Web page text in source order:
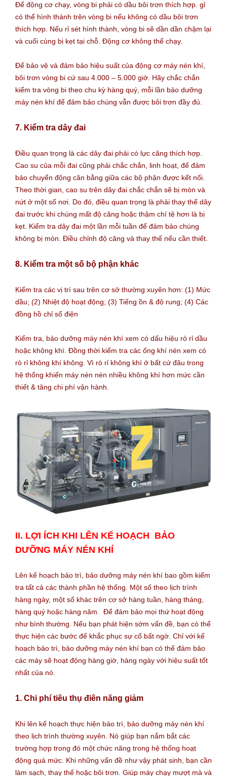
Để động cơ chạy, vòng bi phải có dầu bôi trơn thích hợp. gỉ
có thể hình thành trên vòng bi nếu không có dầu bôi trơn
thích hợp. Nếu rỉ sét hình thành, vòng bi sẽ dần dần chậm lại
và cuối cùng bị kẹt tại chỗ. Động cơ không thể chạy.
Để bảo vệ và đảm bảo hiệu suất của động cơ máy nén khí,
bôi trơn vòng bi cứ sau 4.000 – 5.000 giờ. Hãy chắc chắn
kiểm tra vòng bi theo chu kỳ hàng quý, mỗi lần bảo dưỡng
máy nén khí để đảm bảo chúng vẫn được bôi trơn đầy đủ.
7. Kiểm tra dây đai
Điều quan trọng là các dây đai phải có lực căng thích hợp.
Cao su của mỗi đai cũng phải chắc chắn, linh hoạt, để đảm
bảo chuyển động cân bằng giữa các bộ phận được kết nối.
Theo thời gian, cao su trên dây đai chắc chắn sẽ bị mòn và
nứt ở một số nơi. Do đó, điều quan trọng là phải thay thế dây
đai trước khi chúng mất độ căng hoặc thậm chí tệ hơn là bị
kẹt. Kiểm tra dây đai một lần mỗi tuần để đảm bảo chúng
không bị mòn. Điều chỉnh độ căng và thay thế nếu cần thiết.
8. Kiểm tra một số bộ phận khác
Kiểm tra các vị trí sau trên cơ sở thường xuyên hơn: (1) Mức
dầu; (2) Nhiệt độ hoạt động; (3) Tiếng ồn & độ rung; (4) Các
đồng hồ chỉ số điện
Kiểm tra, bảo dưỡng máy nén khí xem có dấu hiệu rò rỉ dầu
hoặc không khí. Đồng thời kiểm tra các ống khí nén xem có
rò rỉ không khí không. Vì rò rỉ không khí ở bất cứ đâu trong
hệ thống khiến máy nén nén nhiều không khí hơn mức cần
thiết & tăng chi phí vận hành.
II. LỢI ÍCH KHI LÊN KẾ HOẠCH BẢO
DƯỠNG MÁY NÉN KHÍ
Lên kế hoạch bảo trì, bảo dưỡng máy nén khí bao gồm kiểm
tra tất cả các thành phần hệ thống. Một số theo lịch trình
hàng ngày, một số khác trên cơ sở hàng tuần, hàng tháng,
hàng quý hoặc hàng năm. Để đảm bảo mọi thứ hoạt động
như bình thường. Nếu bạn phát hiện sớm vấn đề, bạn có thể
thực hiện các bước để khắc phục sự cố bất ngờ. Chỉ với kế
hoạch bảo trì, bảo dưỡng máy nén khí bạn có thể đảm bảo
các máy sẽ hoạt động hàng giờ, hàng ngày với hiệu suất tốt
nhất của nó.
1. Chi phí tiêu thụ điên năng giảm
Khi lên kế hoạch thực hiện bảo trì, bảo dưỡng máy nén khí
theo lịch trình thường xuyên. Nó giúp bạn nắm bắt các
trường hợp trong đó một chức năng trong hệ thống hoạt
động quá mức. Khi những vấn đề như vậy phát sinh, bạn cần
làm sạch, thay thế hoặc bôi trơn. Giúp máy chạy mượt mà và